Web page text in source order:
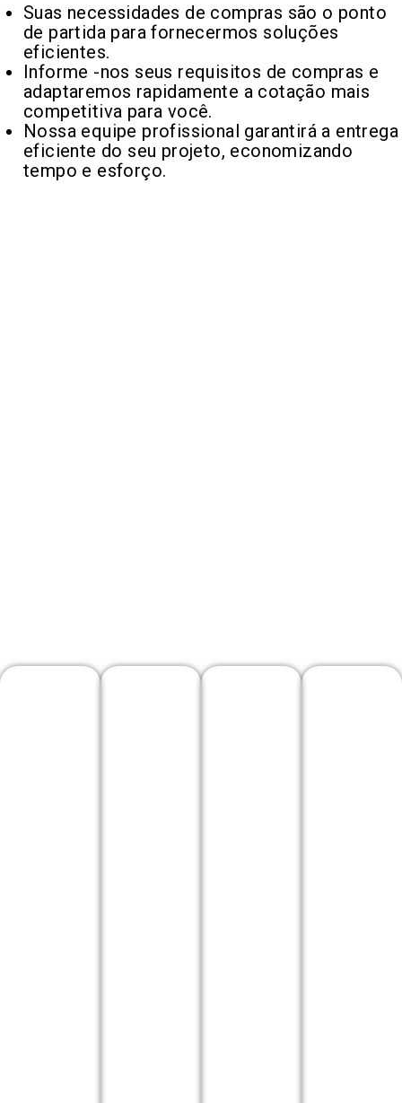
Suas necessidades de compras são o ponto
de partida para fornecermos soluções
eficientes.
Informe -nos seus requisitos de compras e
adaptaremos rapidamente a cotação mais
competitiva para você.
Nossa equipe profissional garantirá a entrega
eficiente do seu projeto, economizando
tempo e esforço.